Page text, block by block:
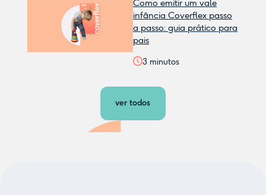
Como emitir um vale
infância Coverflex passo
a passo: guia prático para
pais
3 minutos
ver todos